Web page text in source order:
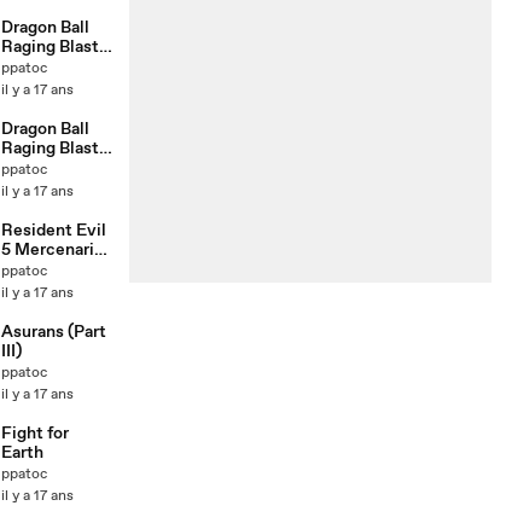
Dragon Ball
Raging Blast -
Goku saiyen
vs Raditz02
ppatoc
il y a 17 ans
Dragon Ball
Raging Blast -
Goku saiyen
vs Piccolo
ppatoc
il y a 17 ans
Resident Evil
5 Mercenaries
Wesker
ppatoc
il y a 17 ans
Asurans (Part
III)
ppatoc
il y a 17 ans
Fight for
Earth
ppatoc
il y a 17 ans